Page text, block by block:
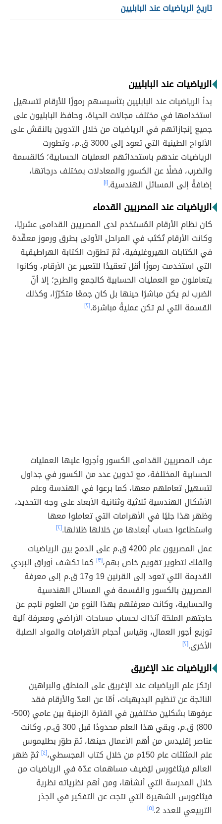
تاريخ الرياضيات عند البابليين
الرياضيات عند البابليين
بدأ الرياضيات عند البابليين بتأسيسهم رموزًا للأرقام لتسهيل
استخدامها في مختلف مجالات الحياة، وحافظ البابليون على
جميع إنجازاتهم في الرياضيات من خلال التدوين بالنقش على
الألواح الطينية التي تعود إلى 3000 ق.م، وتطورت
الرياضيات عندهم باستحداثهم العمليات الحسابية؛ كالقسمة
والضرب، فضلًا عن الكسور والمعادلات بمختلف درجاتها،
إضافةً إلى المسائل الهندسية.[١]
الرياضيات عند المصريين القدماء
كان نظام الأرقام المُستخدم لدى المصريين القدامى عشريًا،
وكانت الأرقام تُكتَب في المراحل الأولى بطرق ورموز معقّدة
في الكتابات الهيروغليفية، ثمّ تطوّرت الكتابة الهراطيقية
التي استخدمت رموزًا أقل تعقيدًا للتعبير عن الأرقام، وكانوا
يتعاملون مع العمليات الحسابية كالجمع والطرح؛ إلا أنّ
الضرب لم يكن مباشرًا حينها بل كان جمعًا متكرّرًا، وكذلك
القسمة التي لم تكن عمليةً مباشرة.[٢]
عرف المصريين القدامى الكسور وأجروا عليها العمليات
الحسابية المختلفة، مع تدوين عدد من الكسور في جداول
لتسهيل تعاملهم معها، كما برعوا في الهندسة وعلم
الأشكال الهندسية ثلاثية وثنائية الأبعاد على وجه التحديد،
وظهر هذا جليًا في الأهرامات التي تعاملوا معها
واستطاعوا حساب أبعادها من خلالها ظلالها.[٢]
عمل المصريون عام 4200 ق.م على الدمج بين الرياضيات
والفلك لتطوير تقويم خاص بهم،[٣]
كما تكشف أوراق البردي
القديمة التي تعود إلى القرنين 19 و17 ق.م إلى معرفة
المصريين بالكسور والقسمة في المسائل الهندسية
والحسابية، وكانت معرفتهم بهذا النوع من العلوم ناجم عن
حاجتهم الملحّة آنذاك لحساب مساحات الأراضي ومعرفة آلية
توزيع أجور العمال، وقياس أحجام الأهرامات والمواد الصلبة
الأخرى.[٢]
الرياضيات عند الإغريق
ارتكز علم الرياضيات عند الإغريق على المنطق والبراهين
الناتجة عن تنظيم البديهيات، أمّا عن العدّ والأرقام فقد
عرفوها بشكلين مختلفين في الفترة الزمنية بين عامي (500-
800) ق.م، وبقي هذا العلم محدودًا قبل 300 ق.م، وكانت
عناصر إقليدس من أهم الأعمال حينها، ثمّ طوّر بطليموس
علم المثلثات عام 150م من خلال كتاب المجسطي،
[٤]
ثمّ ظهر
العالم فيثاغورس ليُضيف مساهمات عدّة في الرياضيات من
خلال المدرسة التي أنشأها، ومن أهم نظرياته نظرية
فيثاغورس الشهيرة التي نتجت عن التفكير في الجذر
التربيعي للعدد 2.
[٥]